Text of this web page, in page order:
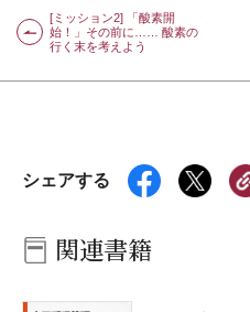
[ミッション2] 「酸素開
始！」その前に…… 酸素の
行く末を考えよう
シェアする
関連書籍